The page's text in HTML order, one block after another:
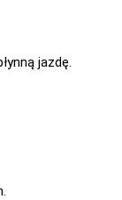
jazdę.